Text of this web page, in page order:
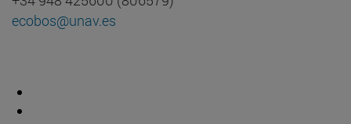
ecobos@unav.es